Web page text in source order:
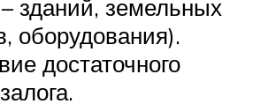
зданий, земельных
оборудования).
достаточного